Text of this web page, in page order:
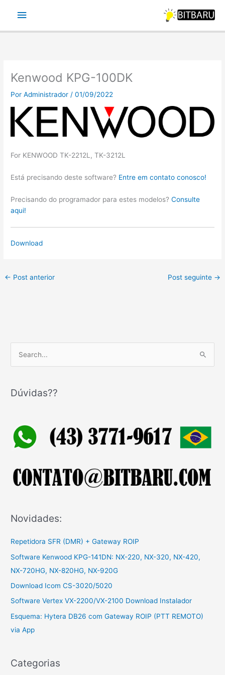
Menu
principal
Kenwood KPG-100DK
PorAdministrador /01/09/2022
For KENWOOD TK-2212L, TK-3212L
Está precisando deste software? Entre em contato conosco!
Precisando do programador para estes modelos?Consulte
aqui!
Download
← Post anterior Post seguinte →
q
a
p
o
Dúvidas??
Novidades:
Repetidora SFR (DMR) + Gateway ROIP
Software Kenwood KPG-141DN: NX-220, NX-320, NX-420,
NX-720HG, NX-820HG, NX-920G
Download Icom CS-3020/5020
Software Vertex VX-2200/VX-2100 Download Instalador
Esquema: Hytera DB26 com Gateway ROIP (PTT REMOTO)
via App
Categorias